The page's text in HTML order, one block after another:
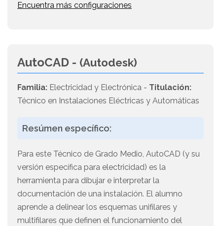
Encuentra más configuraciones
AutoCAD - (Autodesk)
Familia: Electricidad y Electrónica - Titulación:
Técnico en Instalaciones Eléctricas y Automáticas
Resúmen específico:
Para este Técnico de Grado Medio, AutoCAD (y su
versión específica para electricidad) es la
herramienta para dibujar e interpretar la
documentación de una instalación. El alumno
aprende a delinear los esquemas unifilares y
multifilares que definen el funcionamiento del